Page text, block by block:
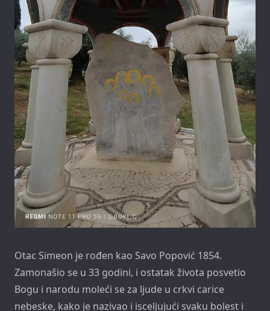
Otac Simeon je rođen kao Savo Popović 1854.
Zamonašio se u 33 godini, i ostatak života posvetio
Bogu i narodu moleći se za ljude u crkvi carice
nebeske, kako je nazivao i isceljujući svaku bolest i